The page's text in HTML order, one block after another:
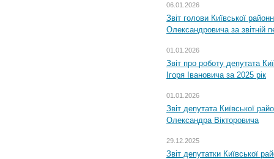
06.01.2026
Звіт голови Київської
Олександровича за звітній
01.01.2026
Звіт про роботу депутата
Ігоря Івановича за 2025 рік
01.01.2026
Звіт депутата Київської
Олександра Вікторовича
29.12.2025
Звіт депутатки Київської